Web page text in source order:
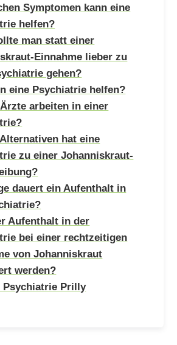
Symptomen kann eine
helfen?
man statt einer
Einnahme lieber zu
gehen?
eine Psychiatrie helfen?
arbeiten in einer
hat eine
zu einer Johanniskraut-
dauert ein Aufenthalt in
Aufenthalt in der
bei einer rechtzeitigen
von Johanniskraut
werden?
Psychiatrie Prilly